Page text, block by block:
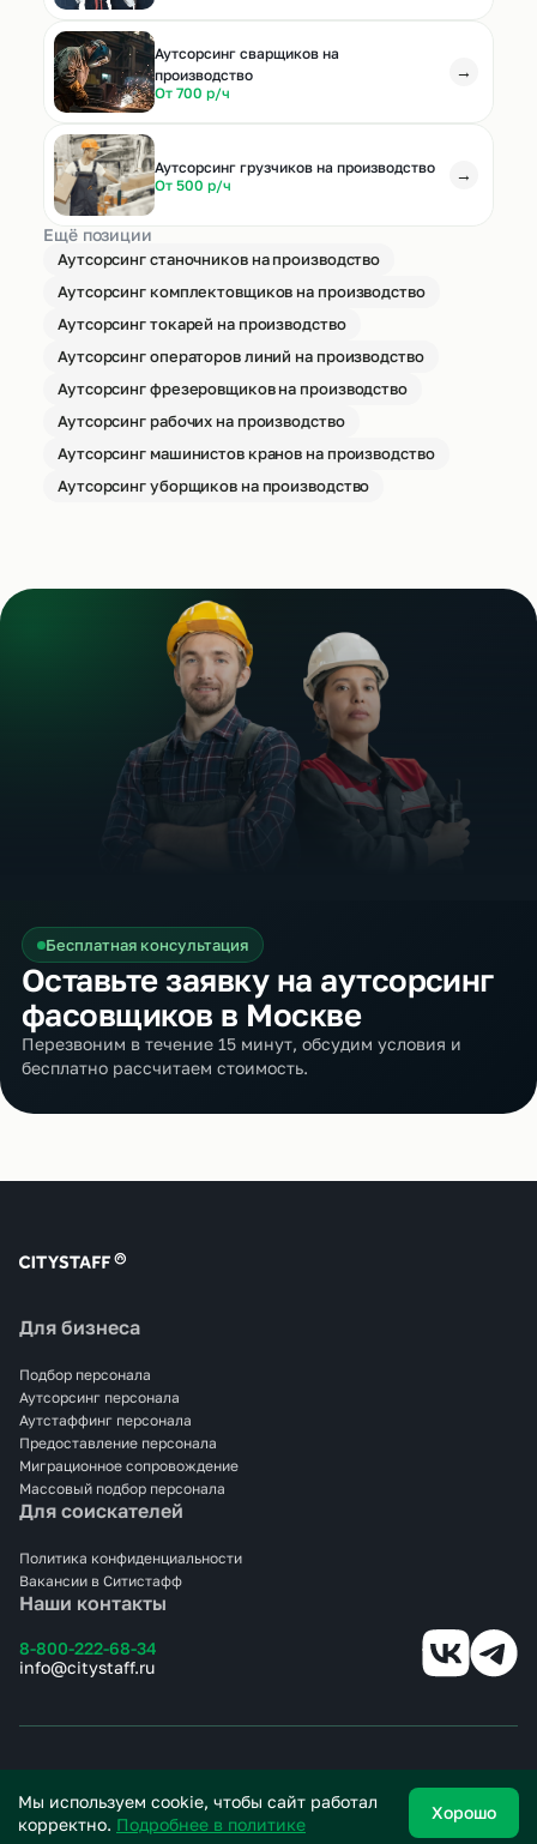
Аутсорсинг сварщиков на
производство
От 700 р/ч
→
Аутсорсинг грузчиков на производство
От 500 р/ч
→
Ещё позиции
Аутсорсинг станочников на производство
Аутсорсинг комплектовщиков на производство
Аутсорсинг токарей на производство
Аутсорсинг операторов линий на производство
Аутсорсинг фрезеровщиков на производство
Аутсорсинг рабочих на производство
Аутсорсинг машинистов кранов на производство
Аутсорсинг уборщиков на производство
Бесплатная консультация
Оставьте заявку на аутсорсинг
фасовщиков в Москве
Перезвоним в течение 15 минут, обсудим условия и
бесплатно рассчитаем стоимость.
Наши контакты
8-800-222-68-34
info@citystaff.ru
Для бизнеса
Подбор персонала
Аутсорсинг персонала
Аутстаффинг персонала
Предоставление персонала
Миграционное сопровождение
Массовый подбор персонала
Для соискателей
Политика конфиденциальности
Вакансии в Ситистафф
Все права защищены.
Мы используем cookie, чтобы сайт работал
корректно. Подробнее в политике
Хорошо